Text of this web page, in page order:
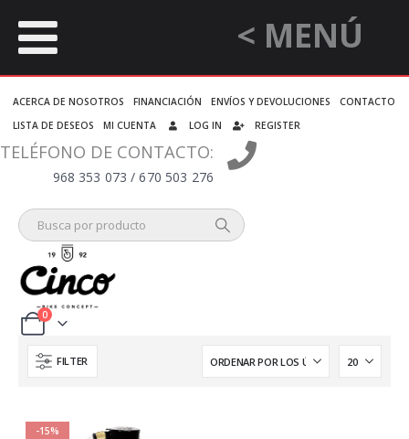
< MENÚ
ACERCA DE NOSOTROS FINANCIACIÓN ENVÍOS Y DEVOLUCIONES
CONTACTO
LISTA DE DESEOS
MI CUENTA LOG IN REGISTER
TELÉFONO DE CONTACTO:
968 353 073 / 670 503 276
0
FILTER
-15%